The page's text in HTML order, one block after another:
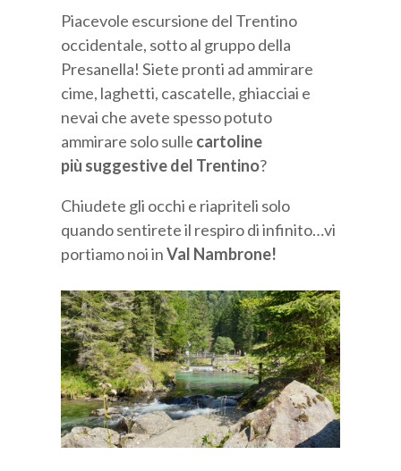
Piacevole escursione del Trentino
occidentale, sotto al gruppo della
Presanella! Siete pronti ad ammirare
cime, laghetti, cascatelle, ghiacciai e
nevai che avete spesso potuto
ammirare solo sulle cartoline
più suggestive del Trentino?
Chiudete gli occhi e riapriteli solo
quando sentirete il respiro di infinito…vi
portiamo noi inVal Nambrone!